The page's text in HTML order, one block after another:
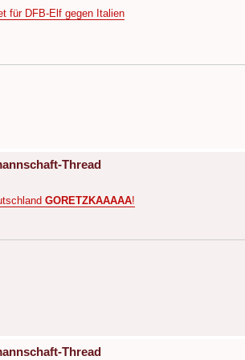
für DFB-Elf gegen Italien
Thread
GORETZKAAAAA!
Thread